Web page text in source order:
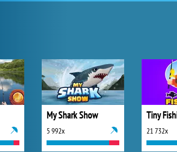
My Shark Show
5 992x
Tiny
21 732x